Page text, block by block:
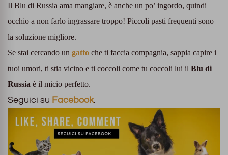
Il Blu di Russia ama mangiare, è anche un po’ ingordo, quindi
occhio a non farlo ingrassare troppo! Piccoli pasti frequenti sono
la soluzione migliore.
Se stai cercando un gatto che ti faccia compagnia, sappia capire i
tuoi umori, ti stia vicino e ti coccoli come tu coccoli lui il Blu di
Russia è il micio perfetto.
Seguici su Facebook.